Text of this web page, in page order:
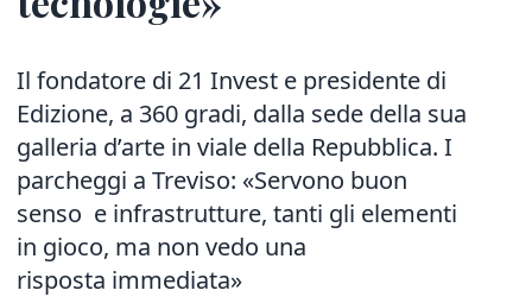
Il fondatore di 21 Invest e presidente di
Edizione, a 360 gradi, dalla sede della sua
galleria d’arte in viale della Repubblica. I
parcheggi a Treviso: «Servono buon
senso e infrastrutture, tanti gli elementi
in gioco, ma non vedo una
risposta immediata»